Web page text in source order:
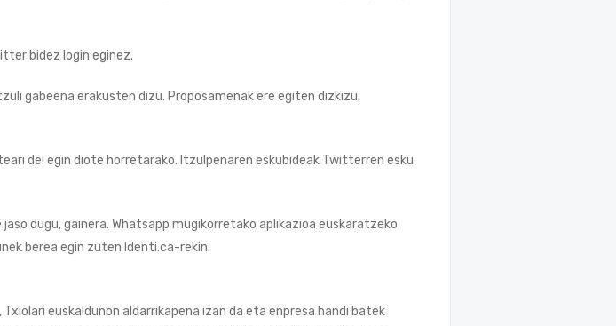
bidez login eginez.
gabeena erakusten dizu. Proposamenak ere egiten dizkizu,
dei egin diote horretarako. Itzulpenaren eskubideak Twitterren esku
dugu, gainera. Whatsapp mugikorretako aplikazioa euskaratzeko
berea egin zuten Identi.ca-rekin.
euskaldunon aldarrikapena izan da eta enpresa handi batek